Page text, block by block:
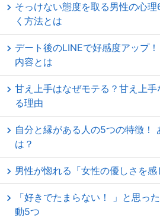
そっけない態度を取る男性の心
く方法とは
デート後のLINEで好感度アップ
内容とは
甘え上手はなぜモテる？甘え上
る理由
自分と縁がある人の5つの特徴！
は？
男性が惚れる「女性の優しさを
「好きでたまらない！ 」と思っ
動5つ